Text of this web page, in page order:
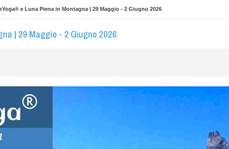
e Luna Piena in Montagna | 29 Maggio - 2 Giugno 2026
| 29 Maggio - 2 Giugno 2026